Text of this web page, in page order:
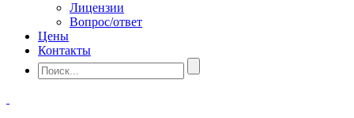
Лицензии
Вопрос/ответ
Цены
Контакты